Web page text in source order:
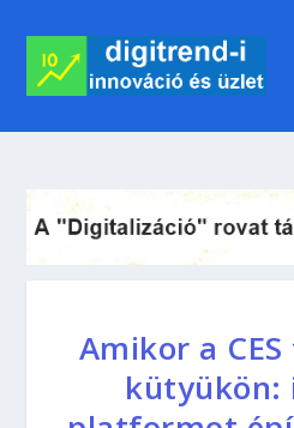
Amikor a
kütyükön: